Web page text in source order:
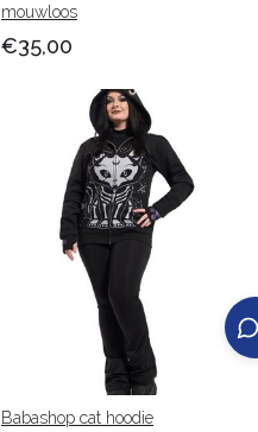
mouwloos
€35,00
Babashop cat hoodie